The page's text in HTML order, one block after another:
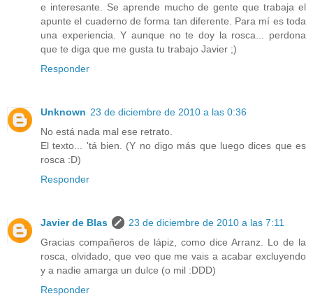
e interesante. Se aprende mucho de gente que trabaja el
apunte el cuaderno de forma tan diferente. Para mí es toda
una experiencia. Y aunque no te doy la rosca... perdona
que te diga que me gusta tu trabajo Javier ;)
Responder
Unknown 23 de diciembre de 2010 a las 0:36
No está nada mal ese retrato.
El texto... 'tá bien. (Y no digo más que luego dices que es
rosca :D)
Responder
Javier de Blas
23 de diciembre de 2010 a las 7:11
Gracias compañeros de lápiz, como dice Arranz. Lo de la
rosca, olvidado, que veo que me vais a acabar excluyendo
y a nadie amarga un dulce (o mil :DDD)
Responder